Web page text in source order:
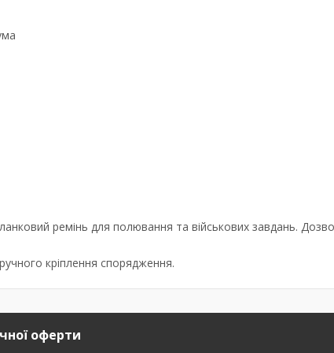
ремінь для полювання та військових завдань.
кріплення спорядження.
оферти